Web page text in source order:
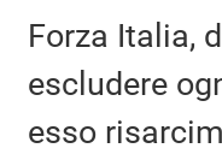
Forza Italia,
escludere
esso